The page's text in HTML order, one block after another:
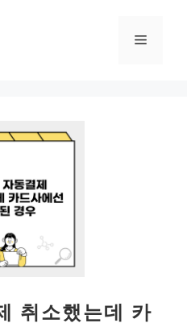
메
취소했는데 카